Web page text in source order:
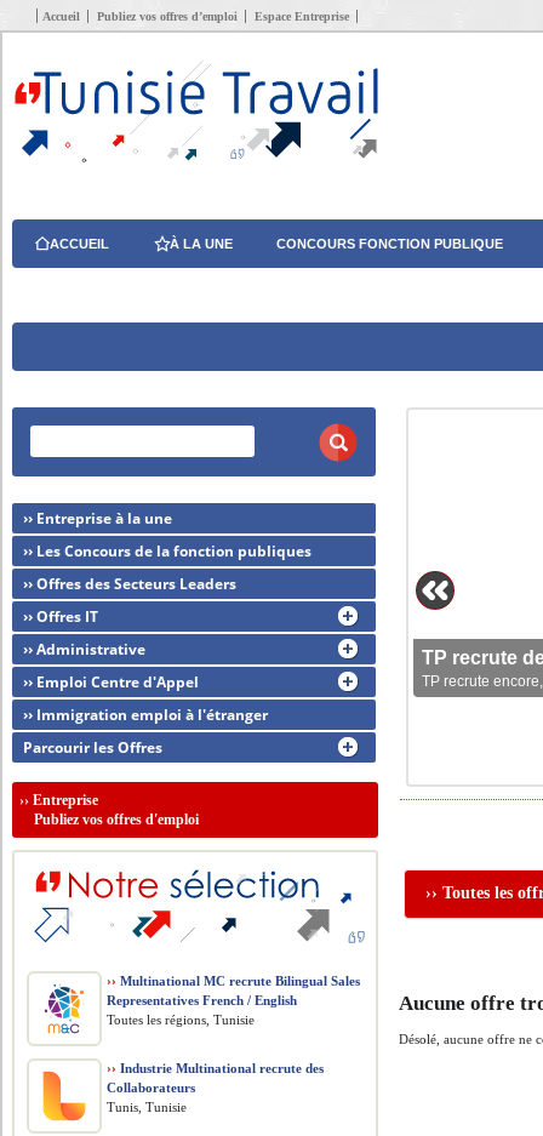
Accueil Publiez vos offres d’emploi Espace Entreprise
ACCUEIL À LA UNE CONCOURS FONCTION PUBLIQUE
TP recrute
TP recrute
›› Toutes les
Aucune offre
Désolé, aucune offre ne
›› Entreprise à la une
›› Les Concours de la fonction publiques
›› Offres des Secteurs Leaders
›› Offres IT
›› Administrative
›› Emploi Centre d'Appel
›› Immigration emploi à l'étranger
Parcourir les Offres
››Entreprise
Publiez vos offres d'emploi
›› Multinational MC recrute Bilingual Sales
Representatives French / English
Toutes les régions, Tunisie
›› Industrie Multinational recrute des
Collaborateurs
Tunis, Tunisie